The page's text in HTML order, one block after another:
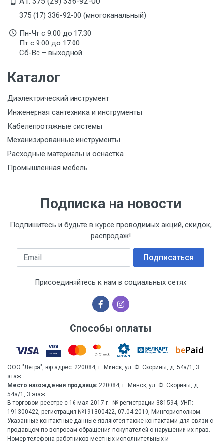
375 (17) 336-92-00 (многоканальный)
Пн-Чт с 9:00 до 17:30
Пт с 9:00 до 17:00
Сб-Вс – выходной
Каталог
Диэлектрический инструмент
Инженерная сантехника и инструменты
Кабелепротяжные системы
Механизированные инструменты
Расходные материалы и оснастка
Промышленная мебель
Подписка на новости
Подпишитесь и будьте в курсе проводимых акций, скидок,
распродаж!
Email Подписаться
Присоединяйтесь к нам в социальных сетях
Способы оплаты
ООО "Летра", юр.адрес: 220084, г. Минск, ул. Ф. Скорины, д. 54а/1, 3
этаж
Место нахождения продавца: 220084, г. Минск, ул. Ф. Скорины, д.
54а/1, 3 этаж
В торговом реестре с 16 мая 2017 г., № регистрации 381594, УНП:
191300422, регистрация №191300422, 07.04.2010, Мингорисполком.
Указанные контактные данные являются также контактами для связи с
продавцом по вопросам обращения покупателей о нарушении их прав.
Номер телефона работников местных исполнительных и